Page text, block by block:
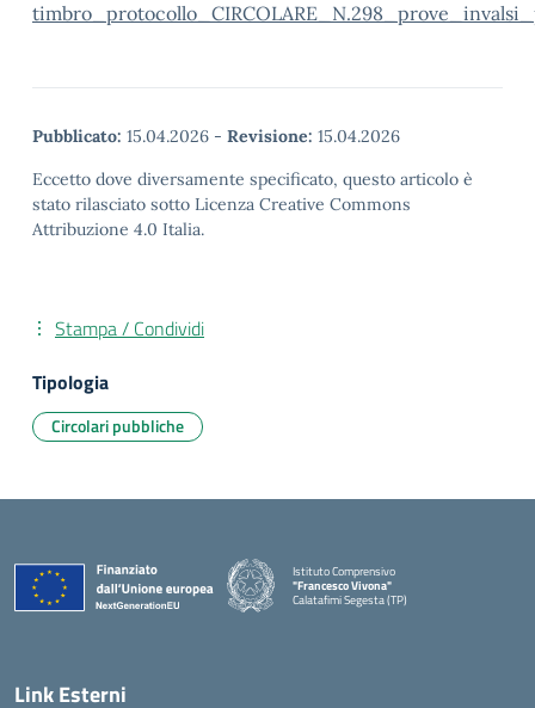
Pubblicato: 15.04.2026 - Revisione: 15.04.2026
Eccetto dove diversamente specificato, questo articolo è
stato rilasciato sotto Licenza Creative Commons
Attribuzione 4.0 Italia.
Stampa / Condividi
Tipologia
Circolari pubbliche
Istituto Comprensivo
"Francesco Vivona"
Calatafimi Segesta (TP)
— Visita la pagina iniziale della scuola
Link Esterni